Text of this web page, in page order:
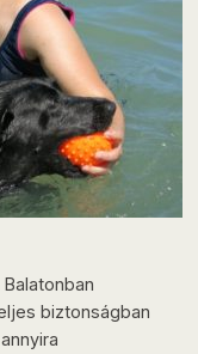
biztonságban